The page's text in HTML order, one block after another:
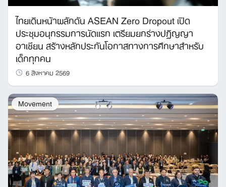
ไทยเดินหน้าผลักดัน ASEAN Zero Dropout เปิด
ประชุมอนุกรรมการนัดแรก เตรียมยกร่างปฏิญญา
อาเซียน สร้างหลักประกันโอกาสทางการศึกษาสำหรับ
เด็กทุกคน
6 สิงหาคม 2569
Movement